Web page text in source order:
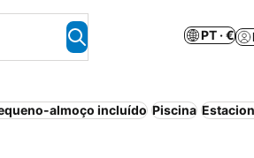
PT · €
almoço incluído Piscina